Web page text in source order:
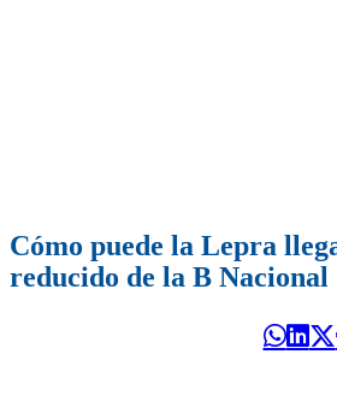
Cómo puede la Lepra
reducido de la B Nacional